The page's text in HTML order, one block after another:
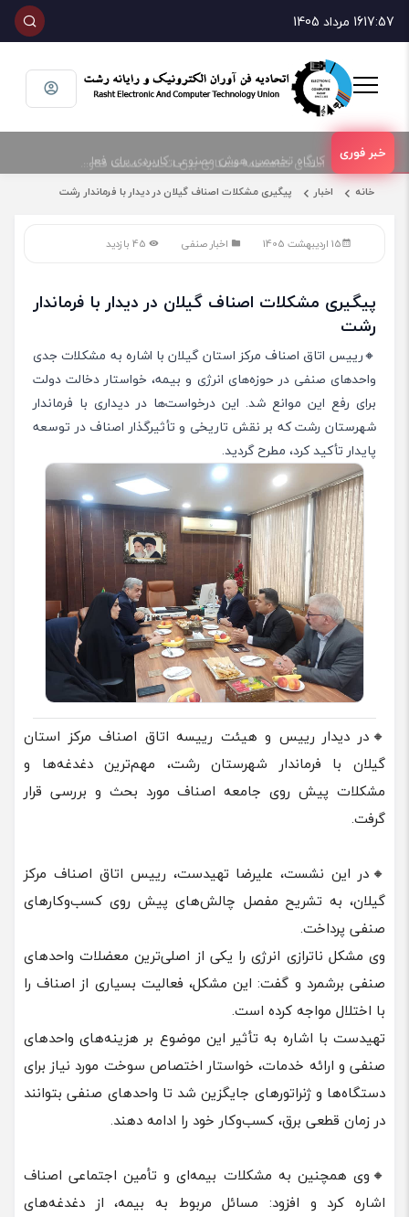
17:5716 مرداد 1405
کارگاه تخصصی هوش مصنوعی کاربردی برای فعالان حوزه فناوری و فروش تجهیزات الکترونیک و رایانه
خانه اخبار پیگیری مشکلات اصناف گیلان در دیدار با فرماندار رشت
15 اردیبهشت 1405 اخبار صنفی
پیگیری مشکلات اصناف گیلان در دیدار با فرماندار
رشت
🔸رییس اتاق اصناف مرکز استان گیلان با اشاره به مشکلات جدی
واحدهای صنفی در حوزه‌های انرژی و بیمه، خواستار دخالت دولت
برای رفع این موانع شد. این درخواست‌ها در دیداری با فرماندار
شهرستان رشت که بر نقش تاریخی و تأثیرگذار اصناف در توسعه
پایدار تأکید کرد، مطرح گردید.
🔸در دیدار رییس و هیئت رییسه اتاق اصناف مرکز استان
گیلان با فرماندار شهرستان رشت، مهم‌ترین دغدغه‌ها و
مشکلات پیش روی جامعه اصناف مورد بحث و بررسی قرار
گرفت.
🔸در این نشست، علیرضا تهیدست، رییس اتاق اصناف مرکز
گیلان، به تشریح مفصل چالش‌های پیش روی کسب‌وکارهای
صنفی پرداخت.
وی مشکل ناترازی انرژی را یکی از اصلی‌ترین معضلات واحدهای
صنفی برشمرد و گفت: این مشکل، فعالیت بسیاری از اصناف را
با اختلال مواجه کرده است.
تهیدست با اشاره به تأثیر این موضوع بر هزینه‌های واحدهای
صنفی و ارائه خدمات، خواستار اختصاص سوخت مورد نیاز برای
دستگاه‌ها و ژنراتورهای جایگزین شد تا واحدهای صنفی بتوانند
در زمان قطعی برق، کسب‌وکار خود را ادامه دهند.
🔸وی همچنین به مشکلات بیمه‌ای و تأمین اجتماعی اصناف
اشاره کرد و افزود: مسائل مربوط به بیمه، از دغدغه‌های